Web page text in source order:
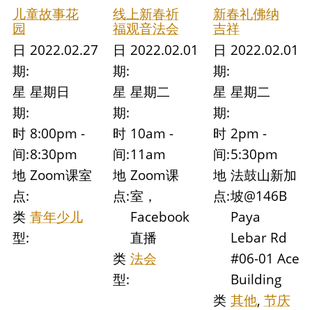
儿童故事花
园
日
期:
2022.02.27
星
期:
星期日
时
间:
8:00pm -
8:30pm
地
点:
Zoom课室
类
型:
青年少儿
线上新春祈
福观音法会
日
期:
2022.02.01
星
期:
星期二
时
间:
10am -
11am
地
点:
Zoom课
室，
Facebook
直播
类
型:
法会
新春礼佛纳
吉祥
日
期:
2022.02.01
星
期:
星期二
时
间:
2pm -
5:30pm
地
点:
法鼓山新加
坡@146B
Paya
Lebar Rd
#06-01 Ace
Building
类 其他, 节庆